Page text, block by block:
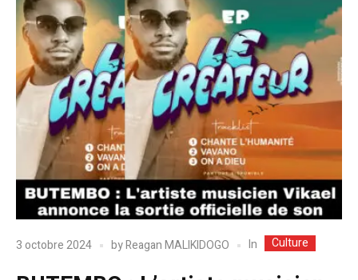
3 octobre 2024 byReagan MALIKIDOGO In Culture